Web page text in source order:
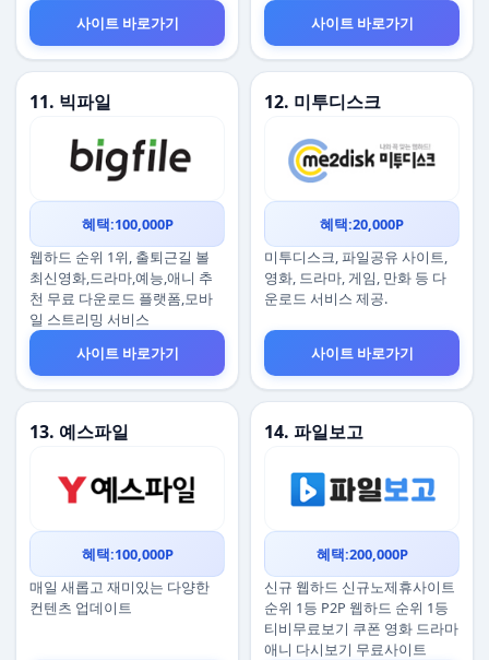
사이트 바로가기
사이트 바로가기
11. 빅파일
혜택:100,000P
웹하드 순위 1위, 출퇴근길 볼
최신영화,드라마,예능,애니 추
천 무료 다운로드 플랫폼,모바
일 스트리밍 서비스
사이트 바로가기
12. 미투디스크
혜택:20,000P
미투디스크, 파일공유 사이트,
영화, 드라마, 게임, 만화 등 다
운로드 서비스 제공.
사이트 바로가기
13. 예스파일
혜택:100,000P
매일 새롭고 재미있는 다양한
컨텐츠 업데이트
14. 파일보고
혜택:200,000P
신규 웹하드 신규노제휴사이트
순위 1등 P2P 웹하드 순위 1등
티비무료보기 쿠폰 영화 드라마
애니 다시보기 무료사이트